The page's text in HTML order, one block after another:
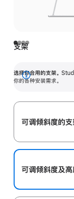
支架
选择你合用的支架。
你的各种安装需求。
展
可调倾斜度的支
可调倾斜度及